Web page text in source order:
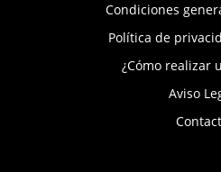
Condiciones
Política de
¿Cómo realizar
Aviso